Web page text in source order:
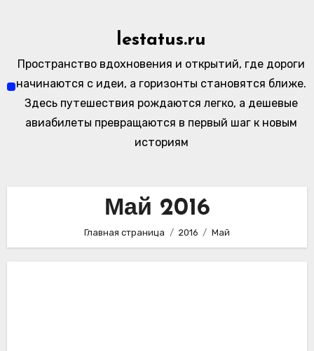
lestatus.ru
Пространство вдохновения и открытий, где дороги
начинаются с идеи, а горизонты становятся ближе.
Здесь путешествия рождаются легко, а дешевые
авиабилеты превращаются в первый шаг к новым
историям
Май 2016
Главная страница 2016 Май